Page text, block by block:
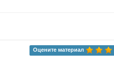
Оцените материал